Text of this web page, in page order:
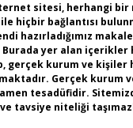
sitesi, herhangi bir
hiçbir bağlantısı
hazırladığımız
Burada yer alan
gerçek kurum ve kişiler
Gerçek kurum
tesadüfidir.
tavsiye niteliği